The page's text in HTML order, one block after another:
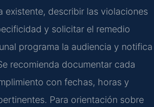
existente, describir las violaciones
y solicitar el remedio
programa la audiencia y notifica
recomienda documentar cada
con fechas, horas y
Para orientación sobre